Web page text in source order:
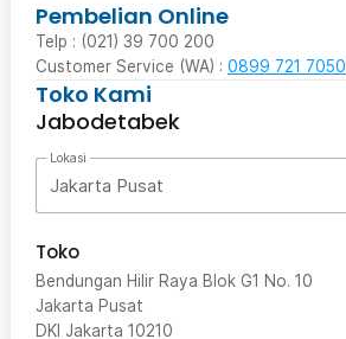
Pembelian Online
Telp : (021) 39 700 200
Customer Service (WA) : 0899 721 7050
Toko Kami
Jabodetabek
Lokasi
Jakarta Pusat
Toko
Bendungan Hilir Raya Blok G1 No. 10
Jakarta Pusat
DKI Jakarta 10210